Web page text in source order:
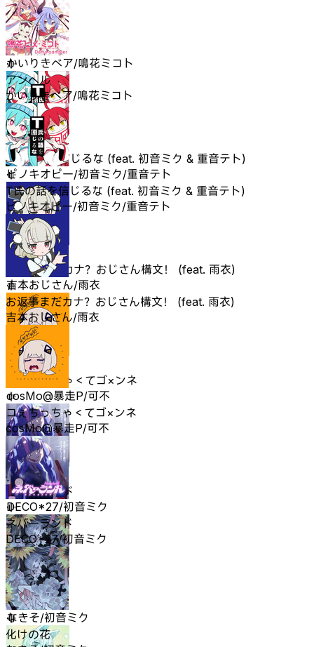
アンヘル
かいりきベア/鳴花ミコト
T氏の話を信じるな (feat. 初音ミク & 重音テト)
ピノキオピー/初音ミク/重音テト
お返事まだカナ？おじさん構文！ (feat. 雨衣)
吉本おじさん/雨衣
コぇちっちゃ＜てゴ×ンネ
cosMo@暴走P/可不
ネバーランド
DECO*27/初音ミク
化けの花
なきそ/初音ミク
アンヘル
かいりきベア/鳴花ミコト
T氏の話を信じるな (feat. 初音ミク & 重音テト)
ピノキオピー/初音ミク/重音テト
お返事まだカナ？おじさん構文！ (feat. 雨衣)
吉本おじさん/雨衣
コぇちっちゃ＜てゴ×ンネ
cosMo@暴走P/可不
ネバーランド
DECO*27/初音ミク
化けの花